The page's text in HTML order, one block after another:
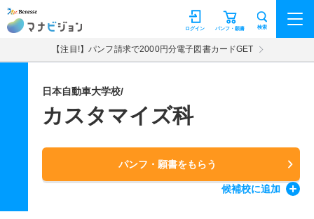
マナビジョン パンフ・願書
ログイン 検索
【注目!】パンフ請求で2000円分電子図書カードGET
日本自動車大学校/
カスタマイズ科
パンフ・願書をもらう
候補校に追加